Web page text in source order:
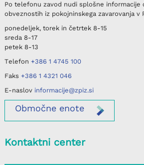
Po telefonu zavod nudi splošne informacije
obveznostih iz pokojninskega zavarovanja v
ponedeljek, torek in četrtek8-15
sreda8-17
petek8-13
Telefon +386 1 4745 100
Faks +386 1 4321 046
E-naslov informacije@zpiz.si
Območneenote
Kontaktni center